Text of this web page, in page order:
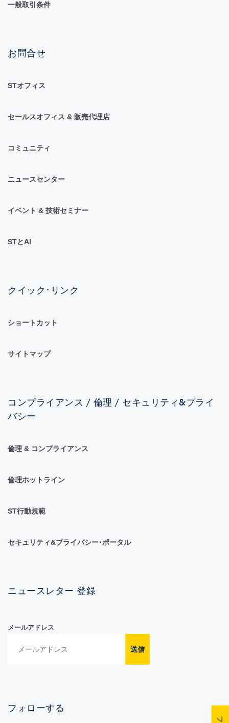
一般取引条件
お問合せ
STオフィス
セールスオフィス & 販売代理店
コミュニティ
ニュースセンター
イベント & 技術セミナー
STとAI
クイック･リンク
ショートカット
サイトマップ
コンプライアンス / 倫理 / セキュリティ&プライ
バシー
倫理 & コンプライアンス
倫理ホットライン
ST行動規範
セキュリティ&プライバシー･ポータル
ニュースレター 登録
メールアドレス
送信
フォローする